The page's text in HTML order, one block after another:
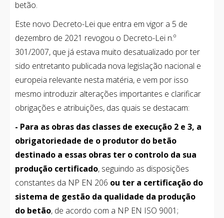
betão.
Este novo Decreto-Lei que entra em vigor a 5 de
dezembro de 2021 revogou o Decreto-Lei n.º
301/2007, que já estava muito desatualizado por ter
sido entretanto publicada nova legislação nacional e
europeia relevante nesta matéria, e vem por isso
mesmo introduzir alterações importantes e clarificar
obrigações e atribuições, das quais se destacam:
- Para as obras das classes de execução 2 e 3, a
obrigatoriedade de o produtor do betão
destinado a essas obras ter o controlo da sua
produção certificado, seguindo as disposições
constantes da NP EN 206 ou ter a certificação do
sistema de gestão da qualidade da produção
do betão, de acordo com a NP EN ISO 9001;